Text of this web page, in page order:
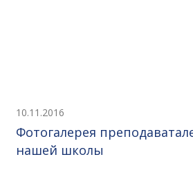
10.11.2016
Фотогалерея
нашей школы